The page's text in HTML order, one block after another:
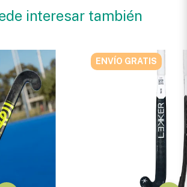
interesar también
ENVÍO GRATIS